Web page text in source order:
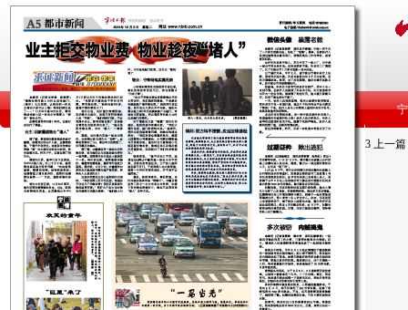
3 上一篇